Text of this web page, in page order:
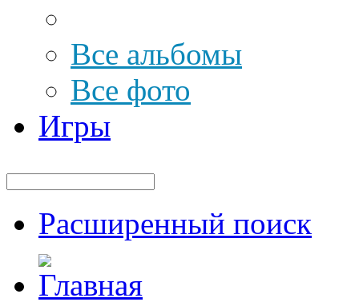
Все альбомы
Все фото
Игры
Расширенный поиск